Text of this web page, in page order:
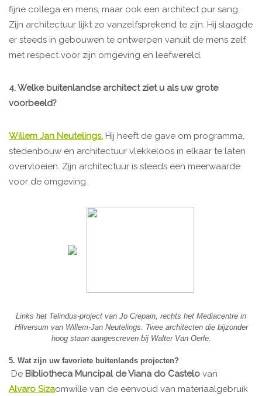
fijne collega en mens, maar ook een architect pur sang.
Zijn architectuur lijkt zo vanzelfsprekend te zijn. Hij slaagde
er steeds in gebouwen te ontwerpen vanuit de mens zelf,
met respect voor zijn omgeving en leefwereld.
4. Welke buitenlandse architect ziet u als uw grote
voorbeeld?
Willem Jan Neutelings. Hij heeft de gave om programma,
stedenbouw en architectuur vlekkeloos in elkaar te laten
overvloeien. Zijn architectuur is steeds een meerwaarde
voor de omgeving.
Links het Telindus-project van Jo Crepain, rechts het Mediacentre in
Hilversum van Willem-Jan Neutelings. Twee architecten die bijzonder
hoog staan aangescreven bij Walter Van Oerle.
5. Wat zijn uw favoriete buitenlands projecten?
De Bibliotheca Muncipal de Viana do Castelo van
Alvaro Sizaomwille van de eenvoud van materiaalgebruik